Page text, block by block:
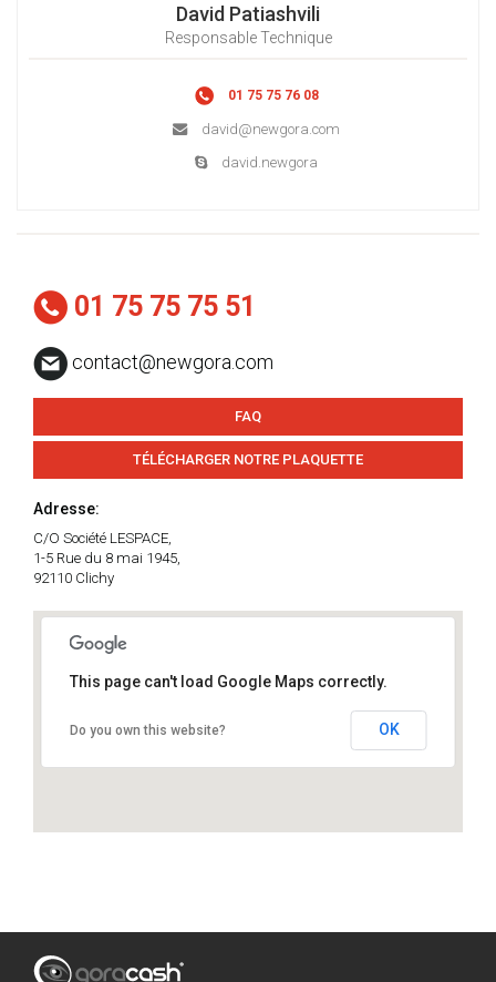
David Patiashvili
Responsable Technique
01 75 75 76 08
david@newgora.com
david.newgora
01 75 75 75 51
contact@newgora.com
FAQ
TÉLÉCHARGER NOTRE PLAQUETTE
Adresse:
C/O Société LESPACE,
1-5 Rue du 8 mai 1945,
92110 Clichy
This page can't load Google Maps correctly.
Do you own this website? OK